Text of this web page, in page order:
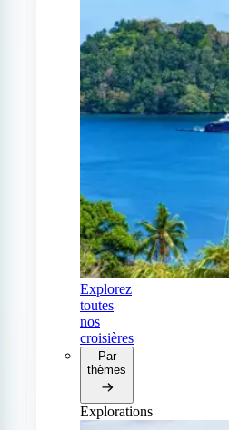
Explorez
toutes
nos
croisières
Par
thèmes
Explorations